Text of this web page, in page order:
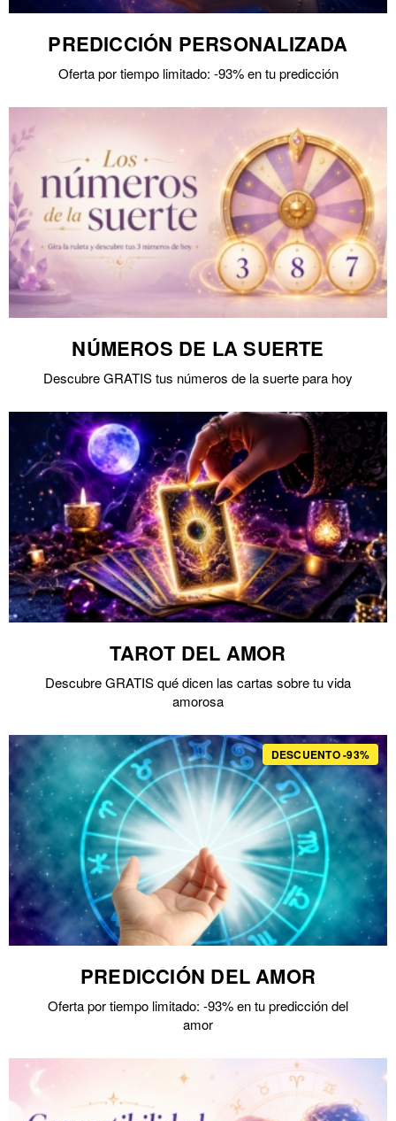
PREDICCIÓN PERSONALIZADA
Oferta por tiempo limitado: -93% en tu predicción
NÚMEROS DE LA SUERTE
Descubre GRATIS tus números de la suerte para hoy
TAROT DEL AMOR
Descubre GRATIS qué dicen las cartas sobre tu vida
amorosa
DESCUENTO -93%
PREDICCIÓN DEL AMOR
Oferta por tiempo limitado: -93% en tu predicción del
amor